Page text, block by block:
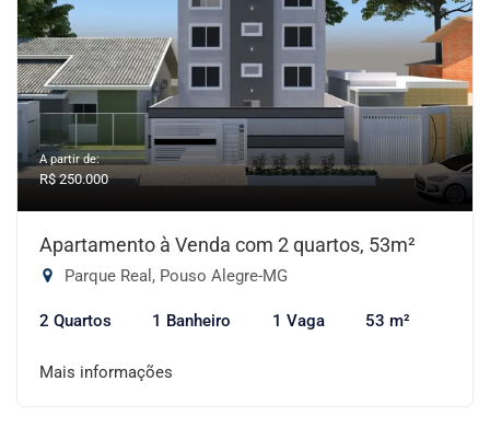
A partir de:
R$ 250.000
Apartamento à Venda com 2 quartos, 53m²
Parque Real, Pouso Alegre-MG
2 Quartos 1 Banheiro 1 Vaga 53 m²
Mais informações